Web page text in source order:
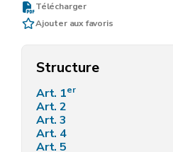
Télécharger
Ajouter aux favoris
Structure
Art. 1er
Art. 2
Art. 3
Art. 4
Art. 5